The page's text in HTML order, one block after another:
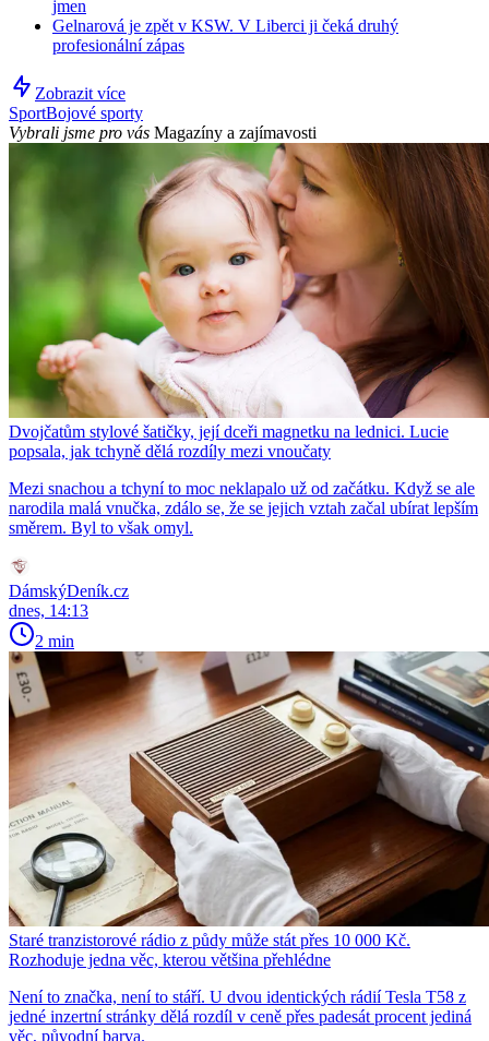
jmen
Gelnarová je zpět v KSW. V Liberci ji čeká druhý
profesionální zápas
Zobrazit více
SportBojové sporty
Vybrali jsme pro vás Magazíny a zajímavosti
Dvojčatům stylové šatičky, její dceři magnetku na lednici. Lucie
popsala, jak tchyně dělá rozdíly mezi vnoučaty
Mezi snachou a tchyní to moc neklapalo už od začátku. Když se ale
narodila malá vnučka, zdálo se, že se jejich vztah začal ubírat lepším
směrem. Byl to však omyl.
DámskýDeník.cz
dnes, 14:13
2 min
Staré tranzistorové rádio z půdy může stát přes 10 000 Kč.
Rozhoduje jedna věc, kterou většina přehlédne
Není to značka, není to stáří. U dvou identických rádií Tesla T58 z
jedné inzertní stránky dělá rozdíl v ceně přes padesát procent jediná
věc, původní barva.